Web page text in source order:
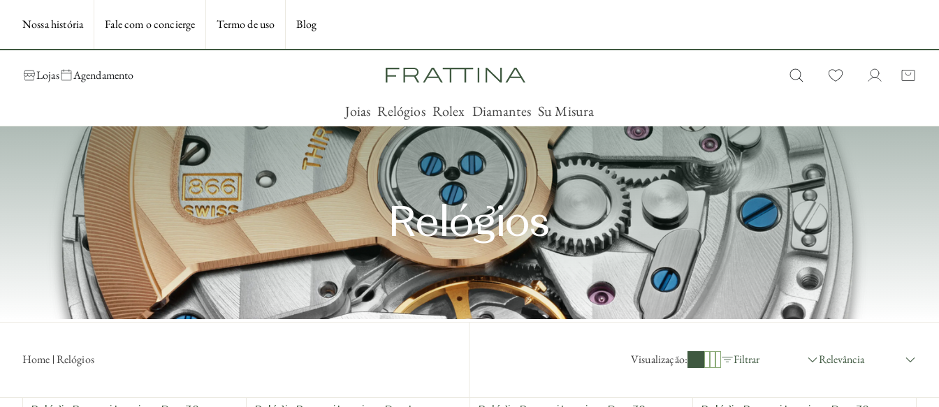
Nossa história Fale com o concierge Termo de uso Blog
Lojas Agendamento
Joias Relógios Rolex Diamantes Su Misura
Relógios
Home Relógios Visualização: Filtrar Relevância